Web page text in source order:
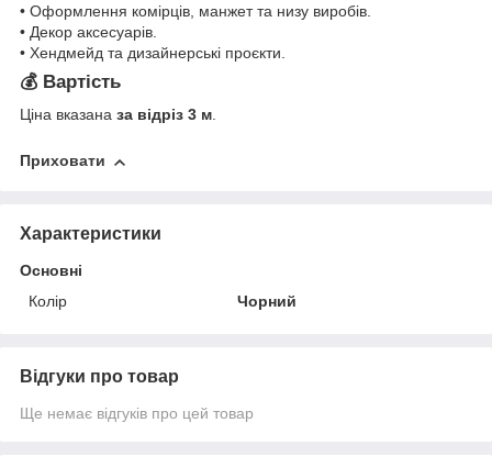
• Оформлення комірців, манжет та низу виробів.
• Декор аксесуарів.
• Хендмейд та дизайнерські проєкти.
💰 Вартість
Ціна вказана за відріз 3 м.
Приховати
Характеристики
Основні
Колір
Чорний
Відгуки про товар
Ще немає відгуків про цей товар